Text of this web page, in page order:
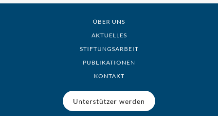
ÜBER UNS
AKTUELLES
STIFTUNGSARBEIT
PUBLIKATIONEN
KONTAKT
Unterstützer werden